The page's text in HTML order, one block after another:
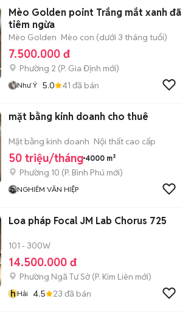
Mèo Golden point Trắng mắt xanh đã
tiêm ngừa
Mèo Golden Mèo con (dưới 3 tháng tuổi)
7.500.000 đ
Phường 2 (P. Gia Định mới)
Như Ý 5.0 41 đã bán
mặt bằng kinh doanh cho thuê
Mặt bằng kinh doanh Nội thất cao cấp
50 triệu/tháng 4000 m²
Phường 10 (P. Bình Phú mới)
NGHIÊM VĂN HIỆP
Loa pháp Focal JM Lab Chorus 725
101 - 300W
14.500.000 đ
Phường Ngã Tư Sở(P. Kim Liên mới)
hHải 4.5 23 đã bán